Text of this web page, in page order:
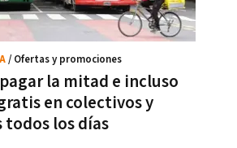
la mitad e incluso
en colectivos y
todos los días
/ Ofertas y promociones